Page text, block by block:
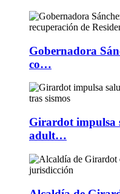
Gobernadora
co…
Girardot impulsa
adult…